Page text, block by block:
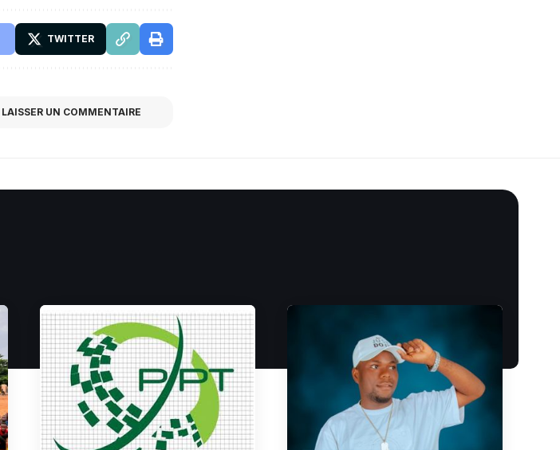
TWITTER
LAISSER UN COMMENTAIRE